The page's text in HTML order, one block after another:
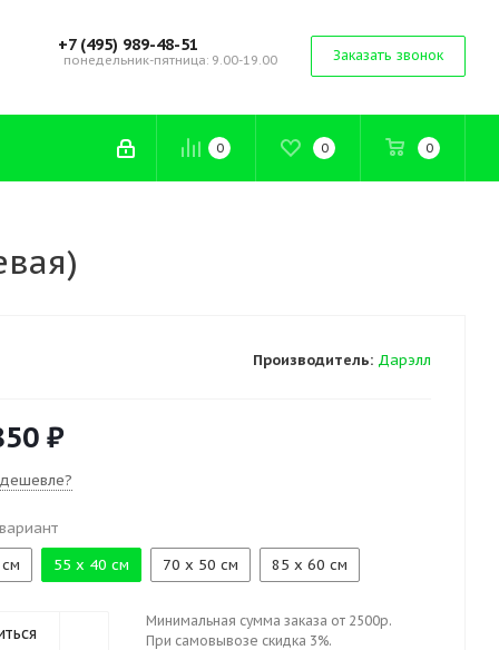
+7 (495) 989-48-51
понедельник-пятница: 9.00-19.00 Заказать звонок
0 0 0
Производитель: Дарэлл
₽
55 х 40 см 70 х 50 см 85 х 60 см
Минимальная сумма заказа от 2500р.
При самовывозе скидка 3%.